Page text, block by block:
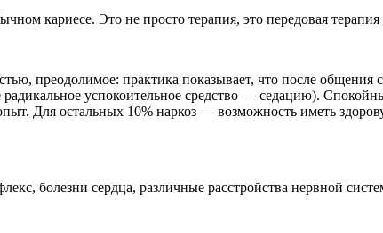
кариесе. Это не просто терапия, это передовая
преодолимое: практика показывает, что после
радикальное успокоительное средство — седацию).
Для остальных 10% наркоз — возможность иметь
болезни сердца, различные расстройства нервной